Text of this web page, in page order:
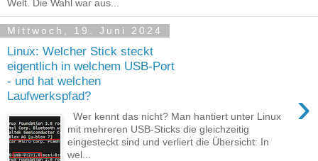
Welt. Die Wahl war aus...
Mittwoch, 19. Juni 2024
Linux: Welcher Stick steckt
eigentlich in welchem USB-Port
- und hat welchen
Laufwerkspfad?
›
Wer kennt das nicht? Man hantiert unter Linux
mit mehreren USB-Sticks die gleichzeitig
eingesteckt sind und verliert die Übersicht: In
wel...